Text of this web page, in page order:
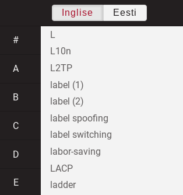
Inglise Eesti
#
A
B
C
D
E
L
L10n
L2TP
label (1)
label (2)
label spoofing
label switching
labor-saving
LACP
ladder